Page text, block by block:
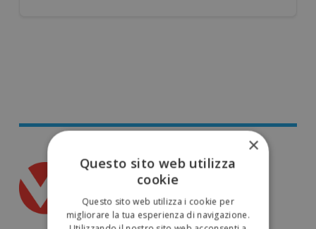
×
Questo sito web utilizza
cookie
Questo sito web utilizza i cookie per
migliorare la tua esperienza di navigazione.